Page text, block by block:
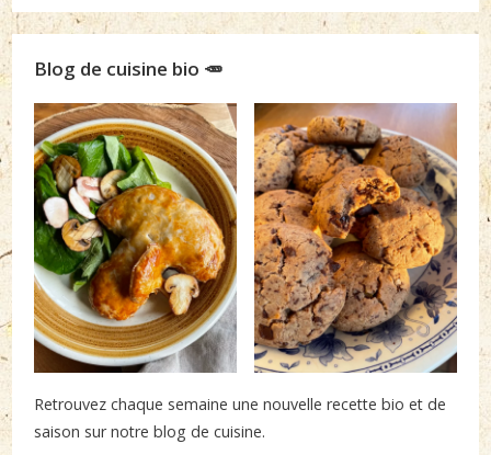
Blog de cuisine bio 🥕
Retrouvez chaque semaine une nouvelle recette bio et de
saison sur notre blog de cuisine.